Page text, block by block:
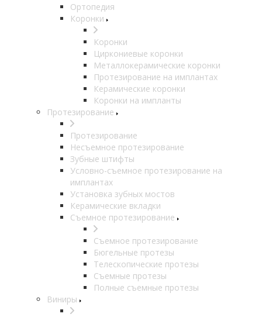
Ортопедия
Коронки
Коронки
Циркониевые коронки
Металлокерамические коронки
Протезирование на имплантах
Керамические коронки
Коронки на импланты
Протезирование
Протезирование
Несъемное протезирование
Зубные штифты
Условно-съемное протезирование на
имплантах
Установка зубных мостов
Керамические вкладки
Съемное протезирование
Съемное протезирование
Бюгельные протезы
Телескопические протезы
Съемные протезы
Полные съемные протезы
Виниры